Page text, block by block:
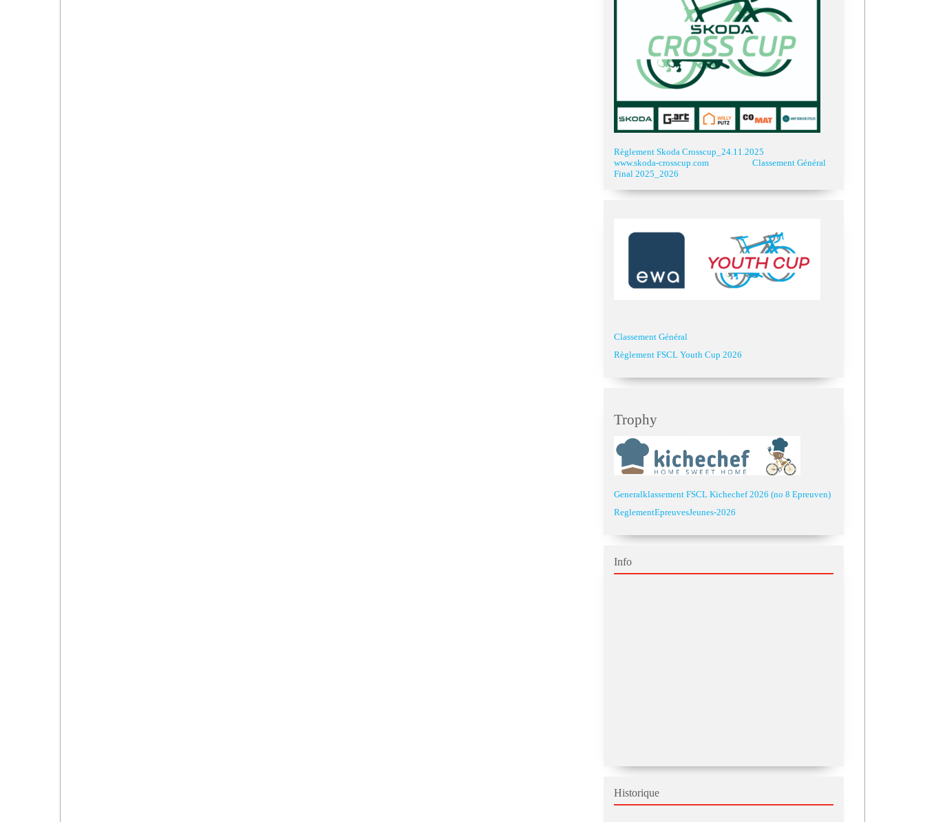
Règlement Skoda Crosscup_24.11.2025
www.skoda-crosscup.com
Classement Général
Final 2025_2026
Classement Général
Règlement FSCL Youth Cup 2026
Trophy
Generalklassement FSCL Kichechef 2026 (no 8 Epreuven)
ReglementEpreuvesJeunes-2026
Info
Historique